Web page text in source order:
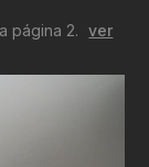
página 2.
ver